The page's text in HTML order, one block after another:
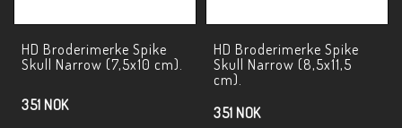
HD Broderimerke Spike
Skull Narrow (7,5x10 cm).
351 NOK
HD Broderimerke Spike
Skull Narrow (8,5x11,5
cm).
351 NOK